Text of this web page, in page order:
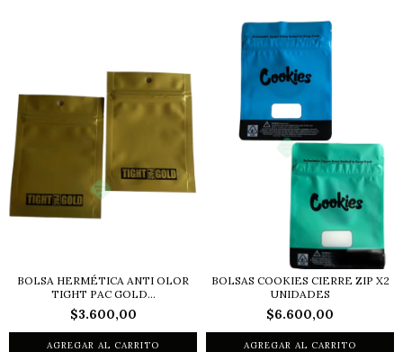
BOLSA HERMÉTICA ANTI OLOR
TIGHT PAC GOLD...
$3.600,00
BOLSAS COOKIES CIERRE ZIP X2
UNIDADES
$6.600,00